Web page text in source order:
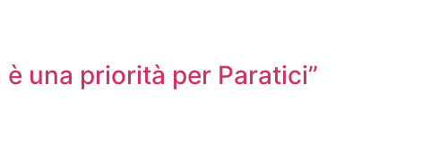
una priorità per Paratici”